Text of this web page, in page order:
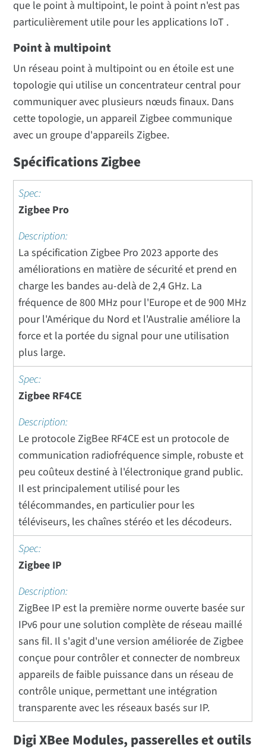
que le point à multipoint, le point à point n'est pas
particulièrement utile pour les applications IoT .
Point à multipoint
Un réseau point à multipoint ou en étoile est une
topologie qui utilise un concentrateur central pour
communiquer avec plusieurs nœuds finaux. Dans
cette topologie, un appareil Zigbee communique
avec un groupe d'appareils Zigbee.
Spécifications Zigbee
Zigbee Pro
La spécification Zigbee Pro 2023 apporte des
améliorations en matière de sécurité et prend en
charge les bandes au-delà de 2,4 GHz. La
fréquence de 800 MHz pour l'Europe et de 900 MHz
pour l'Amérique du Nord et l'Australie améliore la
force et la portée du signal pour une utilisation
plus large.
Zigbee RF4CE
Le protocole ZigBee RF4CE est un protocole de
communication radiofréquence simple, robuste et
peu coûteux destiné à l'électronique grand public.
Il est principalement utilisé pour les
télécommandes, en particulier pour les
téléviseurs, les chaînes stéréo et les décodeurs.
Zigbee IP
ZigBee IP est la première norme ouverte basée sur
IPv6 pour une solution complète de réseau maillé
sans fil. Il s'agit d'une version améliorée de Zigbee
conçue pour contrôler et connecter de nombreux
appareils de faible puissance dans un réseau de
contrôle unique, permettant une intégration
transparente avec les réseaux basés sur IP.
Digi XBee Modules, passerelles et outils